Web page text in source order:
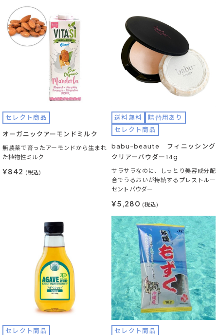
セレクト商品
オーガニックアーモンドミルク
無農薬で育ったアーモンドから生まれ
た植物性ミルク
¥842 (税込)
送料無料
詰替用あり
セレクト商品
babu-beaute フィニッシング
クリアーパウダー14g
サラサラなのに、しっとり美容成分配
合でうるおいが持続するプレストルー
セントパウダー
¥5,280 (税込)
セレクト商品 セレクト商品